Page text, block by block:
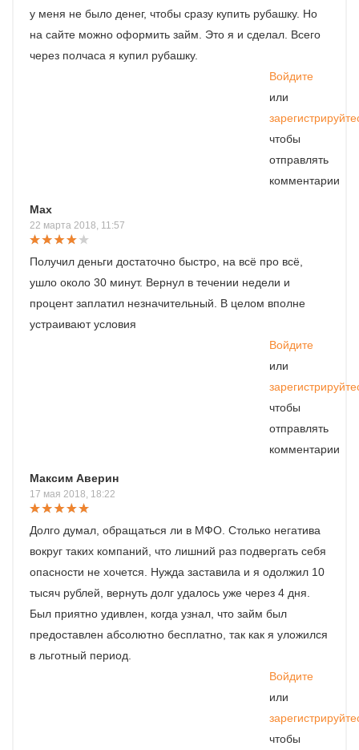
у меня не было денег, чтобы сразу купить рубашку. Но
на сайте можно оформить займ. Это я и сделал. Всего
через полчаса я купил рубашку.
Войдите
или
чтобы
отправлять
комментарии
Max
22 марта 2018, 11:57
Получил деньги достаточно быстро, на всё про всё,
ушло около 30 минут. Вернул в течении недели и
процент заплатил незначительный. В целом вполне
устраивают условия
Войдите
или
чтобы
отправлять
комментарии
Максим Аверин
17 мая 2018, 18:22
Долго думал, обращаться ли в МФО. Столько негатива
вокруг таких компаний, что лишний раз подвергать себя
опасности не хочется. Нужда заставила и я одолжил 10
тысяч рублей, вернуть долг удалось уже через 4 дня.
Был приятно удивлен, когда узнал, что займ был
предоставлен абсолютно бесплатно, так как я уложился
в льготный период.
Войдите
или
чтобы